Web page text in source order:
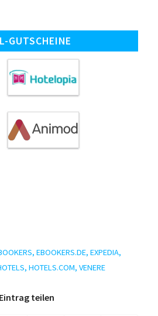
GUTSCHEINE
,EBOOKERS.DE,EXPEDIA,
, HOTELS.COM, VENERE
Eintrag teilen